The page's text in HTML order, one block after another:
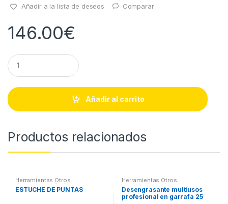
Añadir a la lista de deseos Comparar
146.00€
Q
u
a
t
i
Añadir al carrito
Productos relacionados
Herramientas Otros,
Herramientas De Mano ,
Herramientas De Mano,
ESTUCHE DE PUNTAS
Herramientas Otros
Desengrasante multiusos
profesional en garrafa 25